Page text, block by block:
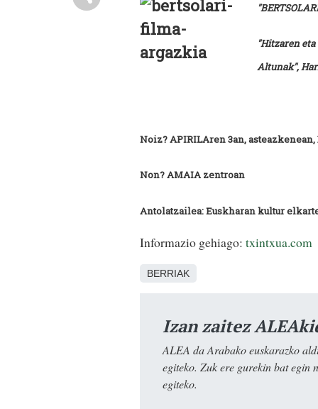
"Hitzaren
Altunak",
Noiz? APIRILAren 3an, asteazkenean,
Non? AMAIA zentroan
Antolatzailea: Euskharan kultur
Informazio gehiago: txintxua.com
BERRIAK
Izan zaitez
ALEA da Arabako euskarazko
egiteko. Zuk ere gurekin bat egin
egiteko.